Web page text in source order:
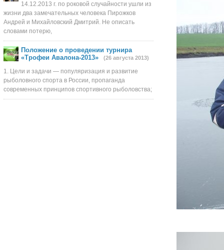
14.12.2013 г. по роковой случайности ушли из
жизни два замечательных человека Пирожков
Андрей и Михайловский Дмитрий. Не описать
словами потерю,
Положение о проведении турнира
«Трофеи Авалона-2013»
(26 августа 2013)
1. Цели и задачи — популяризация и развитие
рыболовного спорта в России, пропаганда
современных принципов спортивного рыболовства;